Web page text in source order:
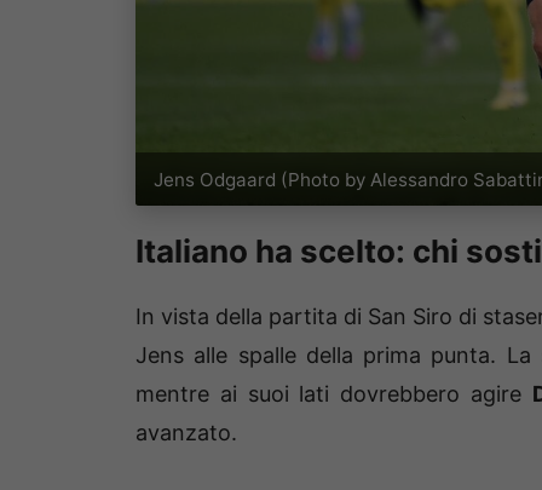
Jens Odgaard (Photo by Alessandro
Italiano ha scelto: chi
In vista della partita di San Siro di
Jens alle spalle della prima punta.
mentre ai suoi lati dovrebbero agire
avanzato.